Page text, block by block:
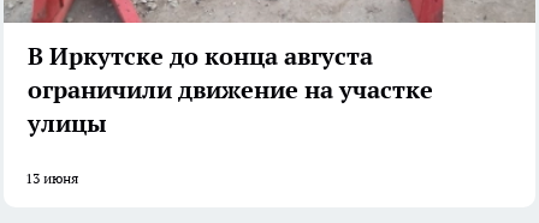
В Иркутске до конца августа
ограничили движение на участке
улицы
13 июня